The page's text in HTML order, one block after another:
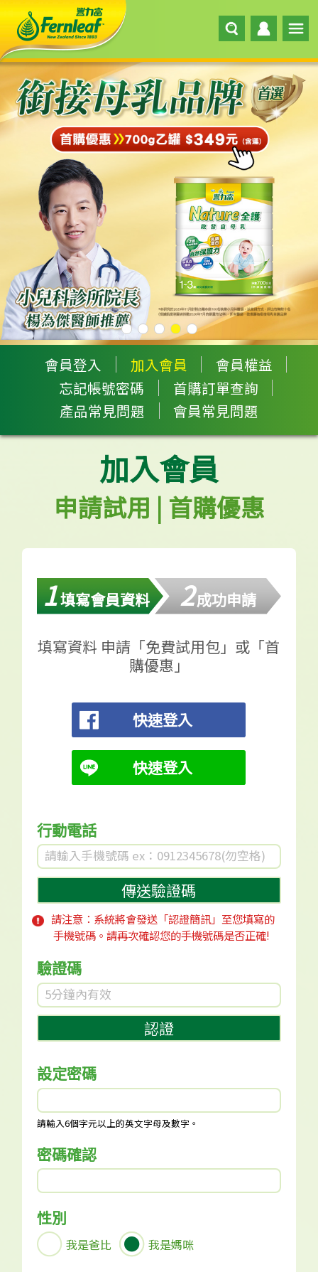
會員登入 加入會員
會員權益
忘記帳號密碼
首購訂單查詢
產品常見問題
會員常見問題
加入會員
申請試用 | 首購優惠
1填寫會員資料 2成功申請
填寫資料 申請「免費試用包」或「首
購優惠」
快速登入
快速登入
行動電話
傳送驗證碼
請注意：系統將會發送「認證簡訊」至您填寫的
手機號碼。請再次確認您的手機號碼是否正確!
驗證碼
認證
設定密碼
請輸入6個字元以上的英文字母及數字。
密碼確認
性別
我是爸比 我是媽咪